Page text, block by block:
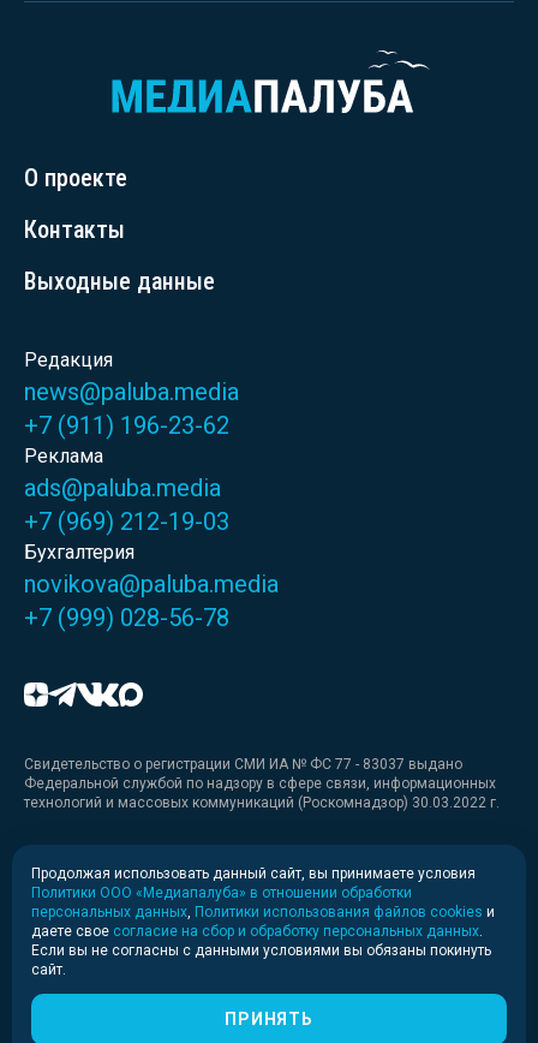
О проекте
Контакты
Выходные данные
Редакция
news@paluba.media
+7 (911) 196-23-62
Реклама
ads@paluba.media
+7 (969) 212-19-03
Бухгалтерия
novikova@paluba.media
+7 (999) 028-56-78
Свидетельство о регистрации СМИ ИА № ФС 77 - 83037 выдано
Федеральной службой по надзору в сфере связи, информационных
технологий и массовых коммуникаций (Роскомнадзор) 30.03.2022 г.
Медиакит
Медиакит для печати
Политика конфиденциальности
© 2020-2026 Информационное агентство «Медиапалуба»
Продолжая использовать данный сайт, вы принимаете условия
Политики ООО «Медиапалуба» в отношении обработки
персональных данных Политики использования файлов cookies и
даете свое согласие на сбор и обработку персональных данных
Если вы не согласны с данными условиями вы обязаны покинуть
сайт.
ПРИНЯТЬ